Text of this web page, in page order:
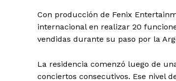
Con producción de Fenix
internacional en realizar 20
vendidas durante su paso por la
La residencia comenzó luego de
conciertos consecutivos. Ese nivel